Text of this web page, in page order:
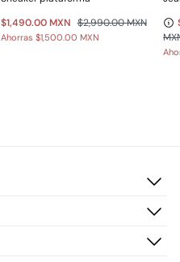
$1,490.00 MXN $2,990.00 MXN
Ahorras $1,500.00 MXN